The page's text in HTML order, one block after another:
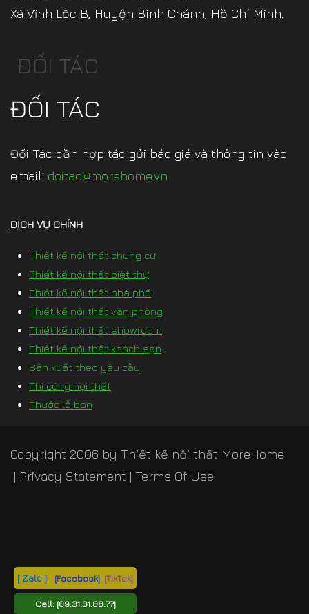
[ Zalo ] [Facebook] [TikTok]
Call: [09.31.31.88.77]
Xã Vĩnh Lộc B, Huyện Bình Chánh, Hồ Chí Minh.
ĐỐI TÁC
ĐỐI TÁC
Đối Tác cần hợp tác gửi báo giá và thông tin vào
email: doitac@morehome.vn
DỊCH VỤ CHÍNH
Thiết kế nội thất chung cư
Thiết kế nội thất biệt thự
Thiết kế nội thất nhà phố
Thiết kế nội thất văn phòng
Thiết kế nội thất showroom
Thiết kế nội thất khách sạn
Sản xuất theo yêu cầu
Thi công nội thất
Thước lỗ ban
Copyright 2006 by Thiết kế nội thất MoreHome
| Privacy Statement | Terms Of Use